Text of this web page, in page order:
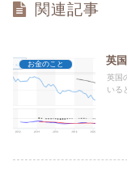
関連記事
お金のこと 英
英国
いる